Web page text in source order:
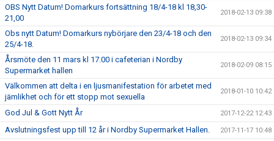
OBS Nytt Datum! Domarkurs fortsättning 18/4-18 kl 18,30-
21,00
2018-02-13 09:38
Obs nytt Datum! Domarkurs nybörjare den 23/4-18 och den
25/4-18.
2018-02-13 09:34
Årsmöte den 11 mars kl 17.00 i cafeterian i Nordby
Supermarket hallen
2018-02-09 08:15
Välkommen att delta i en ljusmanifestation för arbetet med
jämlikhet och för ett stopp mot sexuella
2018-01-10 10:42
God Jul & Gott Nytt År 2017-12-22 12:43
Avslutningsfest upp till 12 år i Nordby Supermarket Hallen. 2017-11-17 10:48